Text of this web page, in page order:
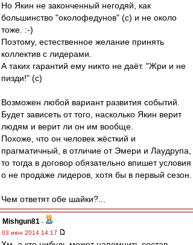
Но Якин не законченный негодяй, как
большинство "околофедунов" (с) и не около
тоже. :-)
Поэтому, естественное желание принять
коллектив с лидерами.
А таких гарантий ему никто не даёт. "Жри и не
пизди!" (с)
Возможен любой вариант развития событий.
Будет зависеть от того, насколько Якин верит
людям и верит ли он им вообще.
Похоже, что он человек жёсткий и
прагматичный, в отличие от Эмери и Лаудрупа,
то тогда в договор обязательно впишет условия
о не продаже лидеров, хотя бы в первый сезон.
Чем ответят обе шайки?...
Mishgun81 -
03 июн 2014 14:17